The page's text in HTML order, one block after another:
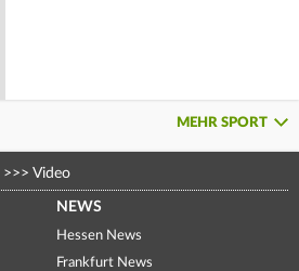
MEHR SPORT
>>> Video
NEWS
Hessen News
Frankfurt News